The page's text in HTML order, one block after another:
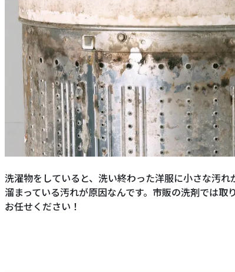
洗濯物をしていると、洗い終わった洋服に小さな汚
溜まっている汚れが原因なんです。市販の洗剤では
お任せください！